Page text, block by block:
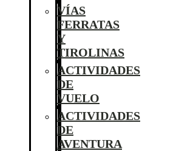
VÍAS
FERRATAS
Y
TIROLINAS
ACTIVIDADES
DE
VUELO
ACTIVIDADES
DE
AVENTURA